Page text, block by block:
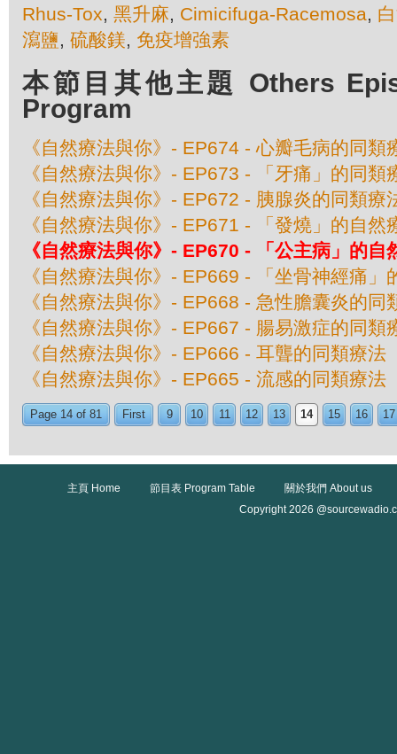
Rhus-Tox, 黑升麻, Cimicifuga-Racemosa,
瀉鹽, 硫酸鎂, 免疫增強素
本節目其他主題 Others
Program
《自然療法與你》- EP674 - 心瓣毛病的同類
《自然療法與你》- EP673 - 「牙痛」的同類
《自然療法與你》- EP672 - 胰腺炎的同類療
《自然療法與你》- EP671 - 「發燒」的自然
《自然療法與你》- EP670 - 「公主病」的自
《自然療法與你》- EP669 - 「坐骨神經痛」
《自然療法與你》- EP668 - 急性膽囊炎的同
《自然療法與你》- EP667 - 腸易激症的同類
《自然療法與你》- EP666 - 耳聾的同類療法
《自然療法與你》- EP665 - 流感的同類療法
Page 14 of 81 First 9 10 11 12 13 14 15 16 17
主頁 Home 節目表 Program Table
關於我們 About us
Copyright 2026